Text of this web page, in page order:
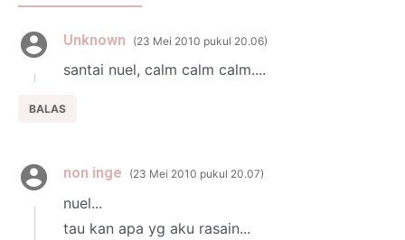
Unknown 23 Mei 2010 pukul 20.06
santai nuel, calm calm calm....
BALAS
non inge 23 Mei 2010 pukul 20.07
nuel...
tau kan apa yg aku rasain...